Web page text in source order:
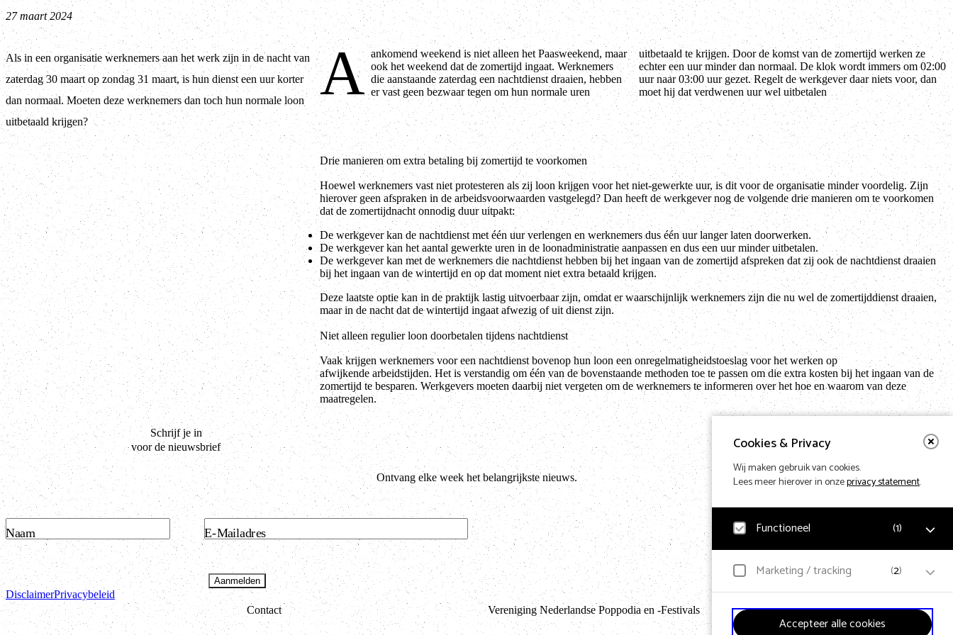
Cookies & Privacy
Wij maken gebruik van cookies.
Lees meer hierover in onzeprivacy statement.
Functioneel (1)
Noodzakelijk
onthouden van voorkeuren worden functionele cookies
geplaatst. Hierbij worden geen persoonsgegevens
verzameld.
Marketing / tracking (2)
YouTube
Klikgedrag, bekeken video’s en aangepaste voorkeuren
Accepteer alle cookies
27 maart 2024
Als in een organisatie werknemers aan het werk zijn in de nacht van
zaterdag 30 maart op zondag 31 maart, is hun dienst een uur korter
dan normaal. Moeten deze werknemers dan toch hun normale loon
uitbetaald krijgen?
A ankomend weekend is niet alleen het Paasweekend, maar
ook het weekend dat de zomertijd ingaat. Werknemers
die aanstaande zaterdag een nachtdienst draaien, hebben
er vast geen bezwaar tegen om hun normale uren
uitbetaald te krijgen. Door de komst van de zomertijd werken ze
echter een uur minder dan normaal. De klok wordt immers om 02:00
uur naar 03:00 uur gezet. Regelt de werkgever daar niets voor, dan
moet hij dat verdwenen uur wel uitbetalen
Drie manieren om extra betaling bij zomertijd te voorkomen
Hoewel werknemers vast niet protesteren als zij loon krijgen voor het niet-gewerkte uur, is dit voor de organisatie minder voordelig. Zijn
hierover geen afspraken in de arbeidsvoorwaarden vastgelegd? Dan heeft de werkgever nog de volgende drie manieren om te voorkomen
dat de zomertijdnacht onnodig duur uitpakt:
De werkgever kan de nachtdienst met één uur verlengen en werknemers dus één uur langer laten doorwerken.
De werkgever kan het aantal gewerkte uren in de loonadministratie aanpassen en dus een uur minder uitbetalen.
De werkgever kan met de werknemers die nachtdienst hebben bij het ingaan van de zomertijd afspreken dat zij ook de nachtdienst draaien
bij het ingaan van de wintertijd en op dat moment niet extra betaald krijgen.
Deze laatste optie kan in de praktijk lastig uitvoerbaar zijn, omdat er waarschijnlijk werknemers zijn die nu wel de zomertijddienst draaien,
maar in de nacht dat de wintertijd ingaat afwezig of uit dienst zijn.
Niet alleen regulier loon doorbetalen tijdens nachtdienst
Vaak krijgen werknemers voor een nachtdienst bovenop hun loon een onregelmatigheidstoeslag voor het werken op
afwijkende arbeidstijden. Het is verstandig om één van de bovenstaande methoden toe te passen om die extra kosten bij het ingaan van de
zomertijd te besparen. Werkgevers moeten daarbij niet vergeten om de werknemers te informeren over het hoe en waarom van deze
maatregelen.
Schrijf je in
voor de nieuwsbrief
Ontvang elke week het belangrijkste nieuws.
Naam E-Mailadres
Aanmelden
DisclaimerPrivacybeleid
Contact
Vereniging Nederlandse Poppodia en -Festivals
Terug naar